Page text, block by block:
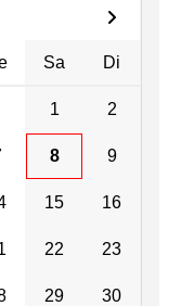
Sa Di
1 2
8 9
15 16
22 23
29 30